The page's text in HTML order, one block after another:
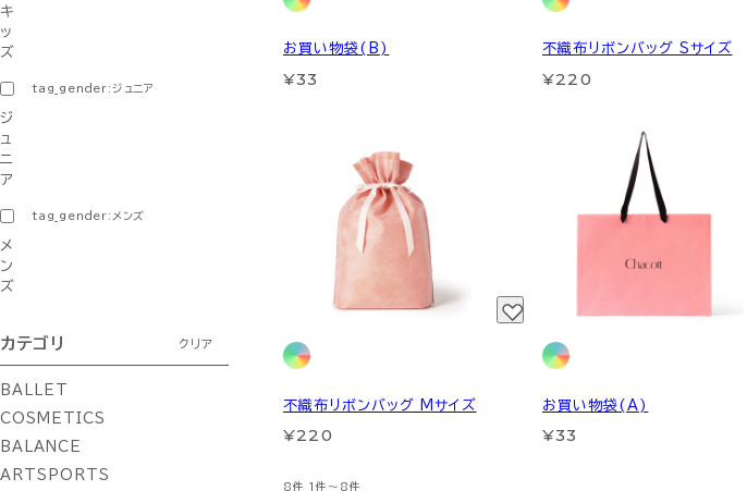
キ
ッ
ズ
tag_gender:ジュニア
ジ
ュ
ニ
ア
tag_gender:メンズ
メ
ン
ズ
カテゴリ クリア
BALLET
COSMETICS
BALANCE
ARTSPORTS
お買い物袋(B)
¥33
不織布リボンバッグ Sサイズ
¥220
不織布リボンバッグ Mサイズ
¥220
お買い物袋(A)
¥33
8件 1件～8件